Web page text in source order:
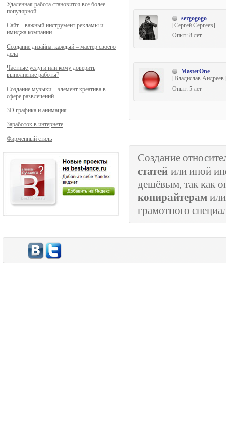
Удаленная работа становится все более
популярной
Сайт – важный инструмент рекламы и
имиджа компании
Создание дизайна: каждый – мастер своего
дела
Частные услуги или кому доверить
выполнение работы?
Создание музыки – элемент креатива в
сфере развлечений
3D графика и анимация
Заработок в интернете
Фирменный стиль
sergogogo
[Сергей Сергеев]
Опыт: 8 лет
MasterOne
[Владислав Андреев]
Опыт: 5 лет
Создание
статей или иной
дешёвым, так как
копирайтерам
грамотного